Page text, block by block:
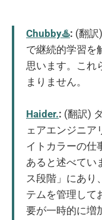
Chubby♨️: (翻訳
で継続的学習を
思います。これ
まりません。
Haider.: (翻訳)
ェアエンジニア
イトカラーの仕
あると述べてい
ス段階」にあり
テムを管理して
要が一時的に増